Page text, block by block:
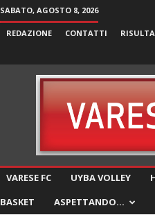
SABATO, AGOSTO 8, 2026
REDAZIONE CONTATTI
VARESE FC UYBA VOLLEY
BASKET ASPETTANDO…